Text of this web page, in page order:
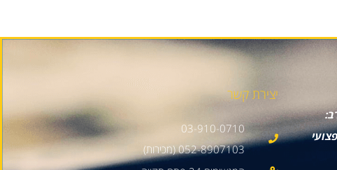
יצירת קשר
03-910-0710
052-8907103 (מכירות)